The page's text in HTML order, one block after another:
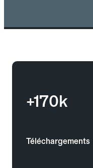
+170k
Téléchargements